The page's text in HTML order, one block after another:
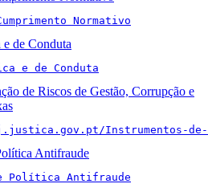
Normativo
de Conduta
e de Conduta
de Riscos de Gestão, Corrupção e
Instrumentos-de-
Antifraude
Política Antifraude